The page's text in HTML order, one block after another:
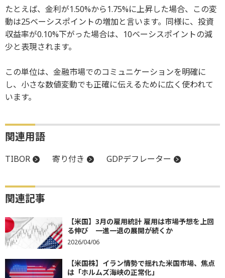
たとえば、金利が1.50%から1.75%に上昇した場合、この変
動は25ベーシスポイントの増加と言います。同様に、投資
収益率が0.10%下がった場合は、10ベーシスポイントの減
少と表現されます。
この単位は、金融市場でのコミュニケーションを明確に
し、小さな数値変動でも正確に伝えるために広く使われて
います。
関連用語
TIBOR 寄り付き GDPデフレーター
関連記事
【米国】3月の雇用統計 雇用は市場予想を上回
る伸び 一進一退の展開が続くか
2026/04/06
【米国株】イラン情勢で揺れた米国市場、焦点
は「ホルムズ海峡の正常化」